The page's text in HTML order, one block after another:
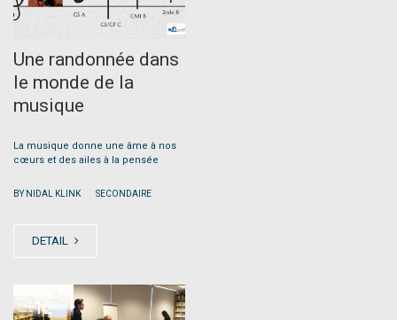
Une randonnée dans
le monde de la
musique
La musique donne une âme à nos
cœurs et des ailes à la pensée
BY NIDAL KLINK SECONDAIRE
DETAIL
12